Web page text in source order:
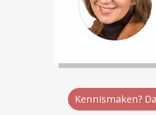
Kennismaken?